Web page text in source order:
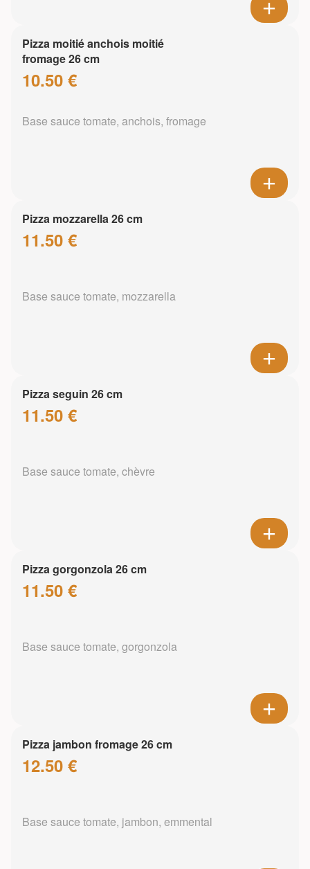
Pizza moitié anchois moitié
fromage 26 cm
10.50 €
Base sauce tomate, anchois, fromage
Pizza mozzarella 26 cm
11.50 €
Base sauce tomate, mozzarella
Pizza seguin 26 cm
11.50 €
Base sauce tomate, chèvre
Pizza gorgonzola 26 cm
11.50 €
Base sauce tomate, gorgonzola
Pizza jambon fromage 26 cm
12.50 €
Base sauce tomate, jambon, emmental